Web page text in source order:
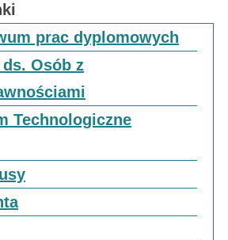
prac dyplomowych
Osób z
Technologiczne